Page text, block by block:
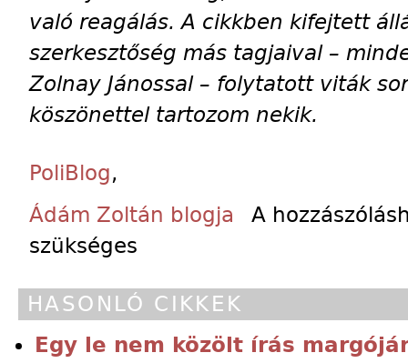
való reagálás. A cikkben kifejtett
szerkesztőség más tagjaival –
Zolnay Jánossal – folytatott viták
köszönettel tartozom nekik.
PoliBlog,
Ádám Zoltán blogja
A
szükséges
HASONLÓ CIKKEK
Egy le nem közölt írás